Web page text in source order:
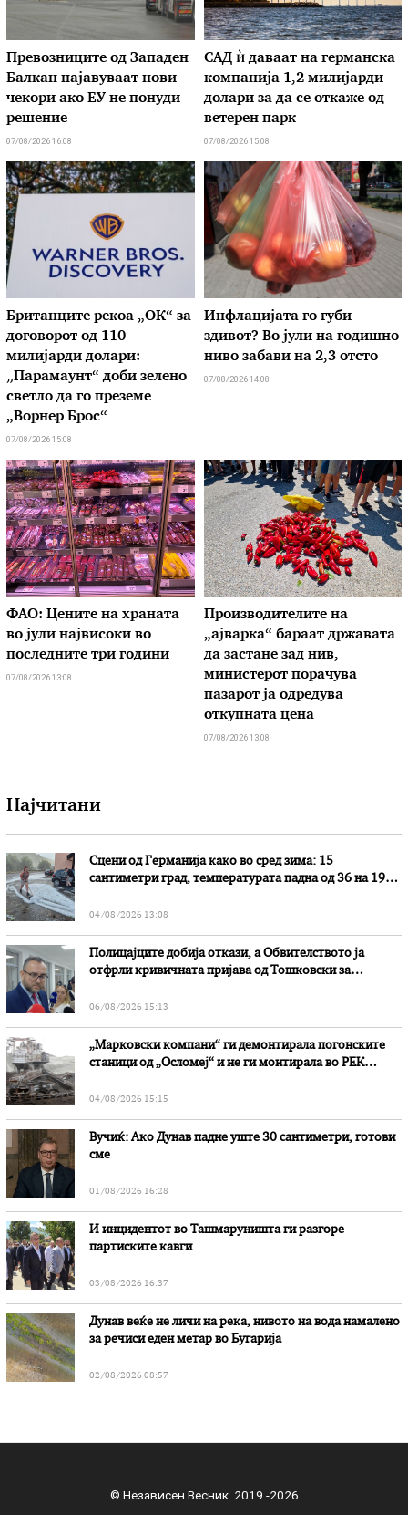
Превозниците од Западен
Балкан најавуваат нови
чекори ако ЕУ не понуди
решение
07/08/2026 16:08
САД ѝ даваат на германска
компанија 1,2 милијарди
долари за да се откаже од
ветерен парк
07/08/2026 15:08
Британците рекоа „ОК“ за
договорот од 110
милијарди долари:
„Парамаунт“ доби зелено
светло да го преземе
„Ворнер Брос“
07/08/2026 15:08
Инфлацијата го губи
здивот? Во јули на годишно
ниво забави на 2,3 отсто
07/08/2026 14:08
ФАО: Цените на храната
во јули највисоки во
последните три години
07/08/2026 13:08
Производителите на
„ајварка“ бараат државата
да застане зад нив,
министерот порачува
пазарот ја одредува
откупната цена
07/08/2026 13:08
Најчитани
Сцени од Германија како во сред зима: 15
сантиметри град, температурата падна од 36 на 19
04/08/2026 13:08
Полицајците добија откази, а Обвителството ја
отфрли кривичната пријава од Тошковски за
06/08/2026 15:13
„Марковски компани“ ги демонтирала погонските
станици од „Осломеј“ и не ги монтирала во РЕК
04/08/2026 15:15
Вучиќ: Ако Дунав падне уште 30 сантиметри, готови
сме
01/08/2026 16:28
И инцидентот во Ташмаруништa ги разгоре
партиските кавги
03/08/2026 16:37
Дунав веќе не личи на река, нивото на вода намалено
за речиси еден метар во Бугарија
02/08/2026 08:57
© Независен Весник 2019 -2026